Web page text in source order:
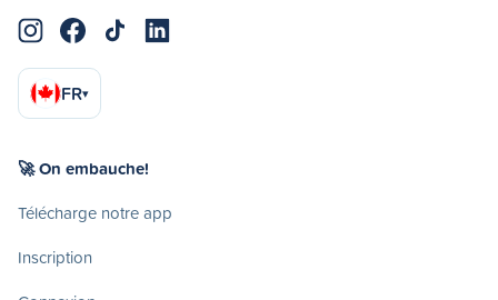
FR▾
🚀 On embauche!
Télécharge notre app
Inscription